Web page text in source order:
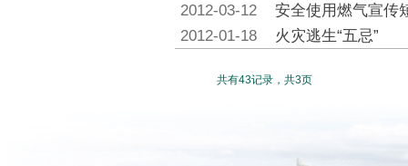
2012-03-12
安全使用燃气宣传
2012-01-18
火灾逃生“五忌”
共有43记录，共3页